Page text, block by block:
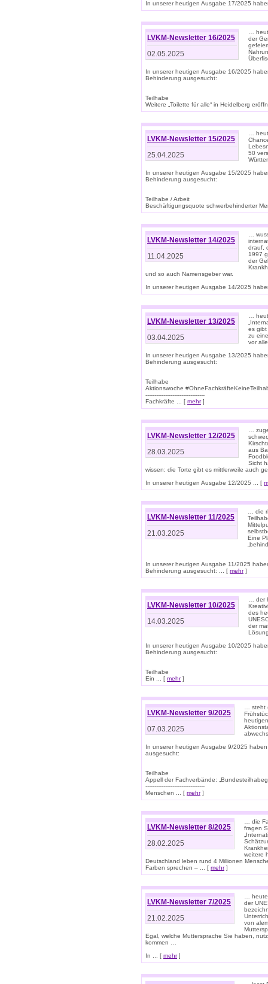
In unserer heutigen Ausgabe 17/2025
LVKM-Newsletter 16/2025
02.05.2025
…
der
In unserer heutigen Ausgabe 16/2025
Behinderung ausgesucht:
Teilhabe
Weitere „Toilette für alle“ in Heidelberg
LVKM-Newsletter 15/2025
25.04.2025
…
50
In unserer heutigen Ausgabe 15/2025
Behinderung ausgesucht:
Teilhabe / Arbeit
Beschäftigungsquote schwerbehinderter
LVKM-Newsletter 14/2025
11.04.2025
…
drauf,
1997
der
und so auch Namensgeber war.
In unserer heutigen Ausgabe 14/2025
LVKM-Newsletter 13/2025
03.04.2025
…
es gibt
zu
vor
In unserer heutigen Ausgabe 13/2025
Behinderung ausgesucht:
Teilhabe
Aktionswoche
---------------------------------
Fachkräfte ... [ mehr]
LVKM-Newsletter 12/2025
28.03.2025
…
aus
Sicht
wissen: die Torte gibt es mittlerweile auch
In unserer heutigen Ausgabe 12/2025 ... [
LVKM-Newsletter 11/2025
21.03.2025
… die
Eine
In unserer heutigen Ausgabe 11/2025
Behinderung ausgesucht: ... [ mehr]
LVKM-Newsletter 10/2025
14.03.2025
… der
des
der
In unserer heutigen Ausgabe 10/2025
Behinderung ausgesucht:
Teilhabe
Ein ... [ mehr]
LVKM-Newsletter 9/2025
07.03.2025
… steht
In unserer heutigen Ausgabe 9/2025
ausgesucht:
Teilhabe
Appell der Fachverbände:
---------------------------------
Menschen ... [ mehr]
LVKM-Newsletter 8/2025
28.02.2025
… die
fragen
weitere
Deutschland leben rund 4 Millionen
Farben sprechen – ... [ mehr]
LVKM-Newsletter 7/2025
21.02.2025
…
der
von
Egal, welche Muttersprache Sie haben,
kommen …
In ... [ mehr]